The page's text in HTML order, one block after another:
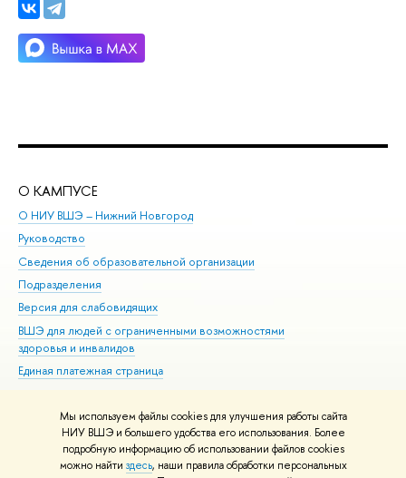
Мы используем файлы cookies для улучшения работы сайта
НИУ ВШЭ и большего удобства его использования. Более
подробную информацию об использовании файлов cookies
можно найти здесь, наши правила обработки персональных
О КАМПУСЕ
О НИУ ВШЭ – Нижний Новгород
Руководство
Сведения об образовательной организации
Подразделения
Версия для слабовидящих
ВШЭ для людей с ограниченными возможностями
здоровья и инвалидов
Единая платежная страница